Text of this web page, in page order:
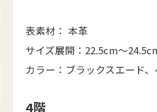
表素材： 本革
サイズ展開：22.5cm～
カラー：ブラックスエード
4階